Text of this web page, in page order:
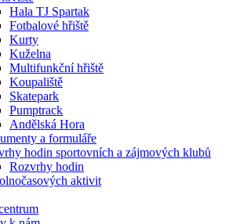
Hala TJ Spartak
Fotbalové hřiště
Kurty
Kuželna
Multifunkční hřiště
Koupaliště
Skatepark
Pumptrack
Andělská Hora
a formuláře
hodin sportovních a zájmových klubů
Rozvrhy hodin
aktivit